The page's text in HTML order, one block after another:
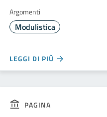
Argomenti
Modulistica
LEGGI DI PIÙ
PAGINA